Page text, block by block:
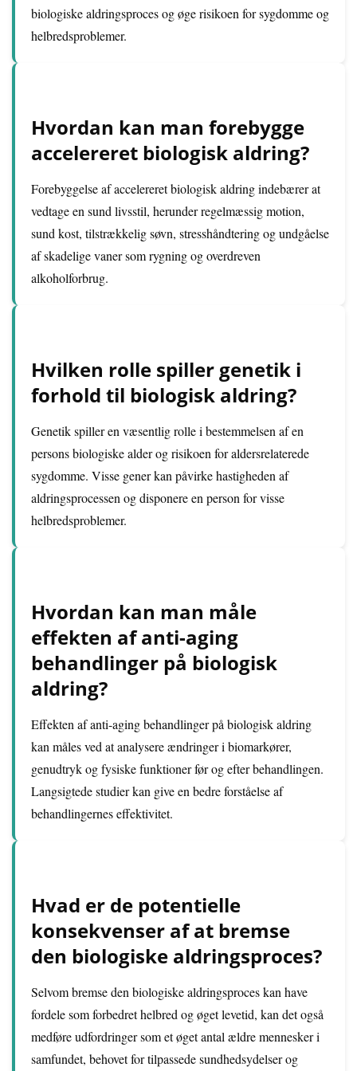
biologiske aldringsproces og øge risikoen for sygdomme og
helbredsproblemer.
Hvordan kan man forebygge
accelereret biologisk aldring?
Forebyggelse af accelereret biologisk aldring indebærer at
vedtage en sund livsstil, herunder regelmæssig motion,
sund kost, tilstrækkelig søvn, stresshåndtering og undgåelse
af skadelige vaner som rygning og overdreven
alkoholforbrug.
Hvilken rolle spiller genetik i
forhold til biologisk aldring?
Genetik spiller en væsentlig rolle i bestemmelsen af en
persons biologiske alder og risikoen for aldersrelaterede
sygdomme. Visse gener kan påvirke hastigheden af
aldringsprocessen og disponere en person for visse
helbredsproblemer.
Hvordan kan man måle
effekten af anti-aging
behandlinger på biologisk
aldring?
Effekten af anti-aging behandlinger på biologisk aldring
kan måles ved at analysere ændringer i biomarkører,
genudtryk og fysiske funktioner før og efter behandlingen.
Langsigtede studier kan give en bedre forståelse af
behandlingernes effektivitet.
Hvad er de potentielle
konsekvenser af at bremse
den biologiske aldringsproces?
Selvom bremse den biologiske aldringsproces kan have
fordele som forbedret helbred og øget levetid, kan det også
medføre udfordringer som et øget antal ældre mennesker i
samfundet, behovet for tilpassede sundhedsydelser og